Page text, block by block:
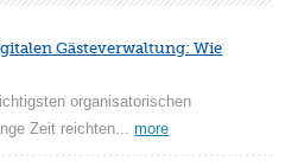
Gästeverwaltung: Wie
organisatorischen
Zeit reichten...more